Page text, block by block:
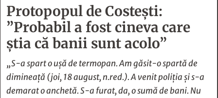
Protopopul de Costești:
”Probabil a fost cineva care
știa că banii sunt acolo”
„S-a spart o ușă de termopan. Am găsit-o spartă de
dimineață (joi, 18 august, n.red.). A venit poliția și s-a
demarat o anchetă. S-a furat, da, o sumă de bani. Nu